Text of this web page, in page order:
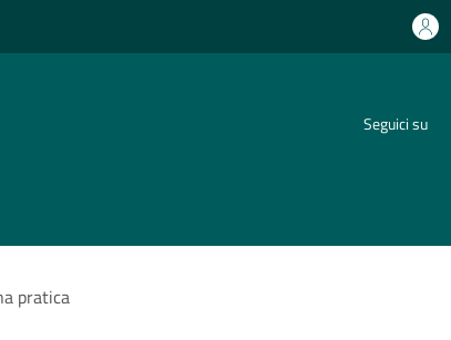
Seguici su
pratica